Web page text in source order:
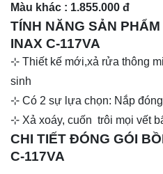
Màu khác : 1.855.000 đ
TÍNH NĂNG SẢN
INAX C-117VA
⊹ Thiết kế mới,xả rửa thông
sinh
⊹ Có 2 sự lựa chọn: Nắp
⊹ Xả xoáy, cuốn trôi mọi vết
CHI TIẾT ĐÓNG GÓI
C-117VA